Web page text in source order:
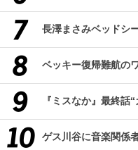
長澤まさみベッドシ
ベッキー復帰難航の
『ミスなか』最終話
ゲス川谷に音楽関係